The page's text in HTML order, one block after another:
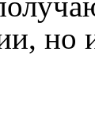
но